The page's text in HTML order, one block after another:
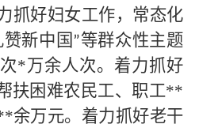
抓好妇女工作，常态化
新中国 ”等群众性主题
*万余人次。着力抓好
扶困难农民工、职工**
余万元。着力抓好老干